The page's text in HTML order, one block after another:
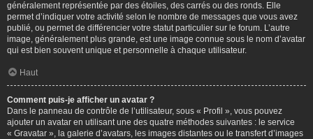
généralement représentée par des étoiles, des carrés ou des ronds. Elle
permet d’indiquer votre activité selon le nombre de messages que vous avez
publié, ou permet de différencier votre statut particulier sur le forum. L’autre
image, généralement plus grande, est une image connue sous le nom d’avatar
qui est bien souvent unique et personnelle à chaque utilisateur.
Haut
Comment puis-je afficher un avatar ?
Dans le panneau de contrôle de l’utilisateur, sous « Profil », vous pouvez
ajouter un avatar en utilisant une des quatre méthodes suivantes : le service
« Gravatar », la galerie d’avatars, les images distantes ou le transfert d’images